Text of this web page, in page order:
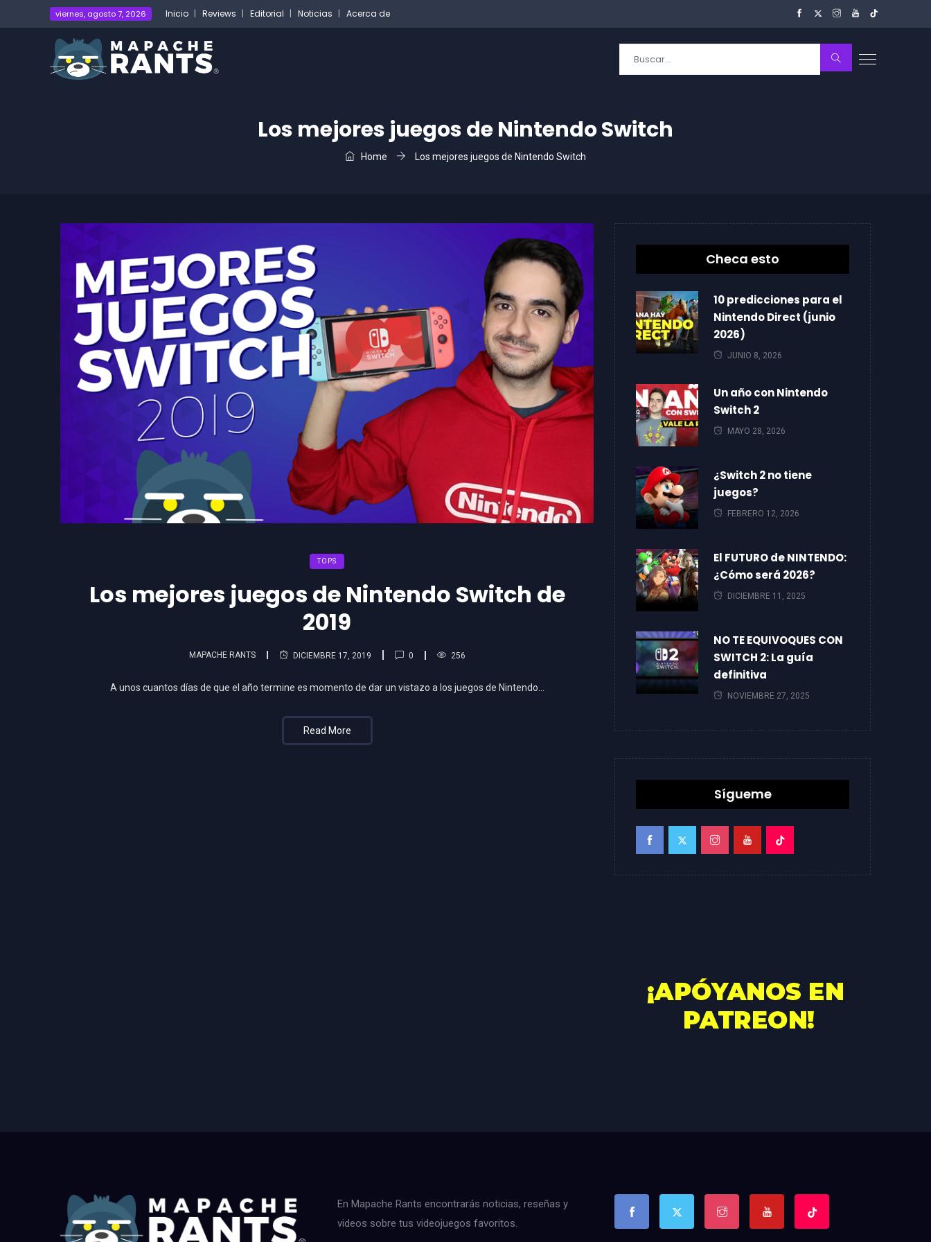
viernes, agosto 7, 2026 Inicio Reviews Editorial Noticias Acerca de
Los mejores juegos de Nintendo Switch
Home Los mejores juegos de Nintendo Switch
TOPS
Los mejores juegos de Nintendo Switch de
2019
MAPACHE RANTS DICIEMBRE 17, 2019 0 256
A unos cuantos días de que el año termine es momento de dar un vistazo a los juegos de Nintendo…
Read More
Checa esto
10 predicciones para el
Nintendo Direct (junio
2026)
JUNIO 8, 2026
Un año con Nintendo
Switch 2
MAYO 28, 2026
¿Switch 2 no tiene
juegos?
FEBRERO 12, 2026
El FUTURO de NINTENDO:
¿Cómo será 2026?
DICIEMBRE 11, 2025
NO TE EQUIVOQUES CON
SWITCH 2: La guía
definitiva
NOVIEMBRE 27, 2025
Sígueme
En Mapache Rants encontrarás noticias, reseñas y
videos sobre tus videojuegos favoritos.